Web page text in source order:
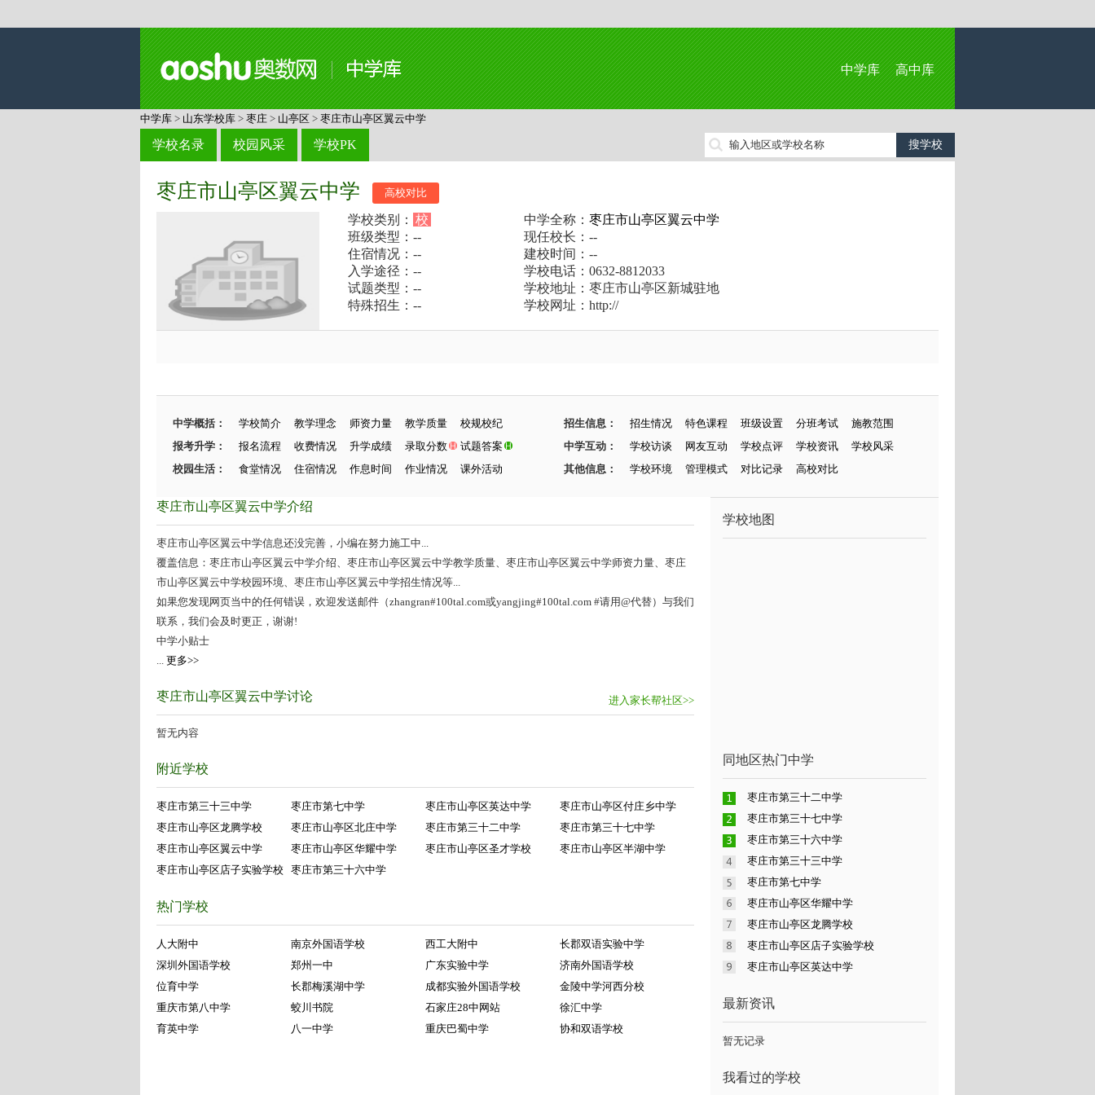
中学库 高中库
中学库 > 山东学校库 > 枣庄 > 山亭区 > 枣庄市山亭区翼云中学
学校名录 校园风采 学校PK
枣庄市山亭区翼云中学 高校对比
学校类别： 校 中学全称： 枣庄市山亭区翼云中学
班级类型：--
现任校长：--
住宿情况：--
建校时间：--
入学途径：--
学校电话：0632-8812033
试题类型：--
学校地址：枣庄市山亭区新城驻地
特殊招生：--
学校网址：http://
中学概括： 学校简介 教学理念 师资力量 教学质量 校规校纪 招生信息： 招生情况 特色课程 班级设置 分班考试
施教范围
报考升学：
报名流程 收费情况 升学成绩 录取分数 试题答案 中学互动： 学校访谈 网友互动 学校点评 学校资讯
学校风采
校园生活：
食堂情况 住宿情况 作息时间 作业情况 课外活动 其他信息： 学校环境 管理模式 对比记录 高校对比
枣庄市山亭区翼云中学介绍
枣庄市山亭区翼云中学信息还没完善，小编在努力施工中...
覆盖信息：枣庄市山亭区翼云中学介绍、枣庄市山亭区翼云中学教学质量、枣庄市山亭区翼云中学师资力量、枣庄
市山亭区翼云中学校园环境、枣庄市山亭区翼云中学招生情况等...
如果您发现网页当中的任何错误，欢迎发送邮件（zhangran#100tal.com或yangjing#100tal.com #请用@代替）与我们
联系，我们会及时更正，谢谢!
中学小贴士
... 更多>>
进入家长帮社区>>
枣庄市山亭区翼云中学讨论
暂无内容
附近学校
枣庄市第三十三中学 枣庄市第七中学 枣庄市山亭区英达中学
枣庄市山亭区付庄乡中学
枣庄市山亭区龙腾学校
枣庄市山亭区北庄中学 枣庄市第三十二中学
枣庄市第三十七中学
枣庄市山亭区翼云中学
枣庄市山亭区华耀中学 枣庄市山亭区圣才学校
枣庄市山亭区半湖中学
枣庄市山亭区店子实验学校
枣庄市第三十六中学
热门学校
人大附中 南京外国语学校 西工大附中
长郡双语实验中学
深圳外国语学校
郑州一中 广东实验中学
济南外国语学校
位育中学
长郡梅溪湖中学 成都实验外国语学校
金陵中学河西分校
重庆市第八中学
蛟川书院 石家庄28中网站
徐汇中学
育英中学
八一中学 重庆巴蜀中学 协和双语学校
学校地图
同地区热门中学
枣庄市第三十二中学
枣庄市第三十七中学
枣庄市第三十六中学
枣庄市第三十三中学
枣庄市第七中学
枣庄市山亭区华耀中学
枣庄市山亭区龙腾学校
枣庄市山亭区店子实验学校
枣庄市山亭区英达中学
最新资讯
暂无记录
我看过的学校